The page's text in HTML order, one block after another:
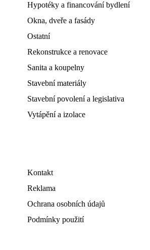
Hypotéky a financování bydlení
Okna, dveře a fasády
Ostatní
Rekonstrukce a renovace
Sanita a koupelny
Stavební materiály
Stavební povolení a legislativa
Vytápění a izolace
Kontakt
Reklama
Ochrana osobních údajů
Podmínky použití